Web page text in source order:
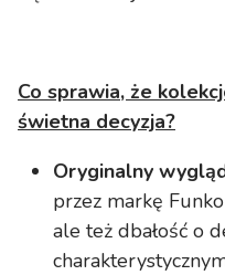
Co sprawia, że
świetna decyzja?
Oryginalny
przez markę
ale też dbałość o